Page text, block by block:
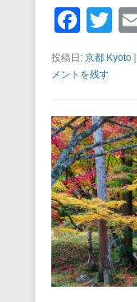
F
a
c
b
o
o
k
T
wi
tt
投稿日: 京都 Kyoto
メントを残す